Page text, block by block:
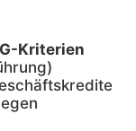
Kriterien